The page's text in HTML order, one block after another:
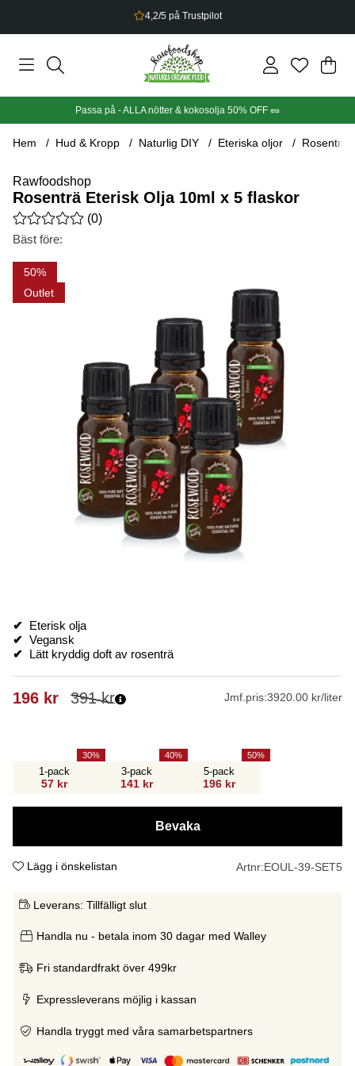
Bonus på allt du handlar
Din
.
Passa på - ALLA nötter & kokosolja 50% OFF 🥜
Hem Hud & Kropp Naturlig DIY Eteriska oljor Rosenträ
Rawfoodshop
Rosenträ Eterisk Olja 10ml x 5 flaskor
Medelbetyg 0 av 5 Antal betyg 0
(0)
Bäst före:
50
Outlet
Produktbilder Rosenträ Eterisk Olja 10ml x 5 flaskor
✔
Eterisk olja
✔ Vegansk
✔
Lätt kryddig doft av rosenträ
391kr
196 kr Jmf.pris:3920.00 kr/liter
1-pack
57 kr
30
3-pack
141 kr
40
5-pack
196 kr
50
Bevaka
Lägg i önskelistan Artnr:EOUL-39-SET5
Leverans: Tillfälligt slut
Handla nu - betala inom 30 dagar med Walley
Fri standardfrakt över 499kr
Expressleverans möjlig i kassan
Handla tryggt med våra samarbetspartners